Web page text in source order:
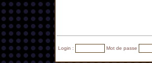
Login : Mot de passe